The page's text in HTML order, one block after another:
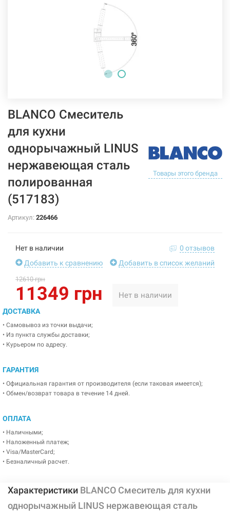
BLANCO Смеситель
для кухни
однорычажный LINUS
нержавеющая сталь
полированная
(517183)
Товары этого бренда
Артикул: 226466
Нет в наличии
0 отзывов
Добавить к сравнению
Добавить в список желаний
12610 грн
11349 грн Нет в наличии
ДОСТАВКА
• Самовывоз из точки выдачи;
• Из пункта службы доставки;
• Курьером по адресу.
ГАРАНТИЯ
• Официальная гарантия от производителя (если таковая имеется);
• Обмен/возврат товара в течение 14 дней.
ОПЛАТА
• Наличными;
• Наложенный платеж;
• Visa/MasterCard;
• Безналичный расчет.
Характеристики BLANCO Смеситель для кухни
однорычажный LINUS нержавеющая сталь